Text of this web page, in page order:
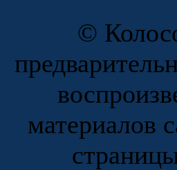
©
материалов